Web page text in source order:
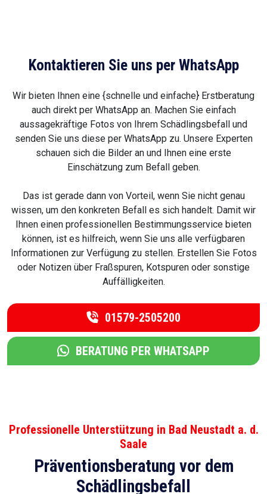
Kontaktieren Sie uns per WhatsApp
Wir bieten Ihnen eine {schnelle und einfache} Erstberatung
auch direkt per WhatsApp an. Machen Sie einfach
aussagekräftige Fotos von Ihrem Schädlingsbefall und
senden Sie uns diese per WhatsApp zu. Unsere Experten
schauen sich die Bilder an und Ihnen eine erste
Einschätzung zum Befall geben.
Das ist gerade dann von Vorteil, wenn Sie nicht genau
wissen, um den konkreten Befall es sich handelt. Damit wir
Ihnen einen professionellen Bestimmungsservice bieten
können, ist es hilfreich, wenn Sie uns alle verfügbaren
Informationen zur Verfügung zu stellen. Erstellen Sie Fotos
oder Notizen über Fraßspuren, Kotspuren oder sonstige
Auffälligkeiten.
01579-2505200
BERATUNG PER WHATSAPP
Professionelle Unterstützung in Bad Neustadt a. d.
Saale
Präventionsberatung vor dem
Schädlingsbefall